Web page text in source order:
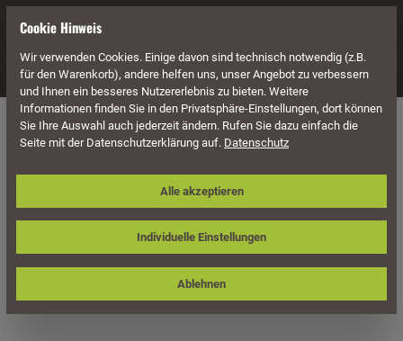
Navigation
Überdachung Terrassenüberdachungen
Skan Holz Terrassenüberdachung
Andria 434 x 350 cm, Leimholz
Cookie Hinweis
Wir verwenden Cookies. Einige davon sind technisch notwendig (z.B.
für den Warenkorb), andere helfen uns, unser Angebot zu verbessern
und Ihnen ein besseres Nutzererlebnis zu bieten. Weitere
Informationen finden Sie in den Privatsphäre-Einstellungen, dort können
Sie Ihre Auswahl auch jederzeit ändern. Rufen Sie dazu einfach die
Seite mit der Datenschutzerklärung auf. Datenschutz
Individuelle Einstellungen
Ablehnen
Alle akzeptieren